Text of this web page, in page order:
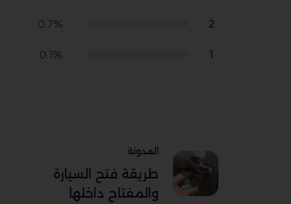
2
0.7%
1
0.1%
المدونة
طريقة فتح السيارة
والمفتاح داخلها